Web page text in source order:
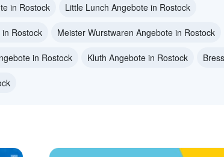
in Rostock Little Lunch Angebote in Rostock
Rostock Meister Wurstwaren Angebote in Rostock
in Rostock Kluth Angebote in Rostock